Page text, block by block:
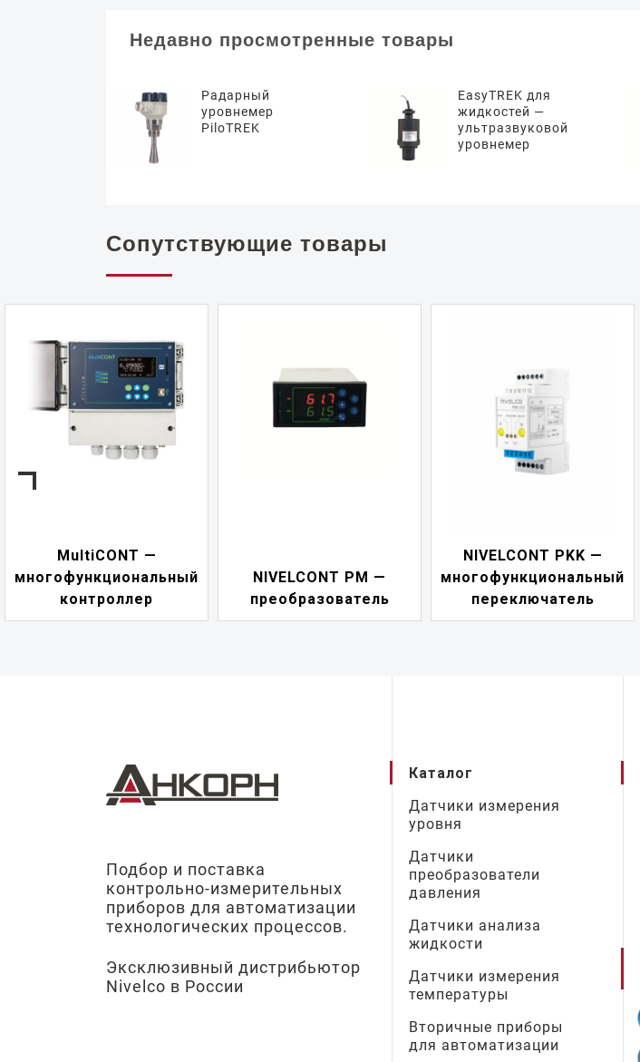
Недавно просмотренные товары
Радарный
уровнемер
PiloTREK
EasyTREK для
жидкостей —
ультразвуковой
уровнемер
Сопутствующие товары
NIVELCONT PM —
преобразователь
многофункциональный
переключатель
NIVELCONT PGK —
барьер искрозащиты
Подбор и поставка
контрольно-измерительных
приборов для автоматизации
технологических процессов.
Эксклюзивный дистрибьютор
Nivelco в России
Каталог
Датчики измерения
уровня
Датчики
преобразователи
давления
Датчики анализа
жидкости
Датчики измерения
температуры
Вторичные приборы
для автоматизации